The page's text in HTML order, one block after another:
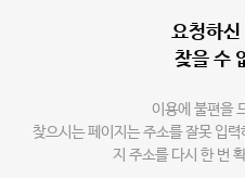
요청하
찾을 수
이용에 불편을
찾으시는 페이지는 주소를 잘못 입
지 주소를 다시 한 번